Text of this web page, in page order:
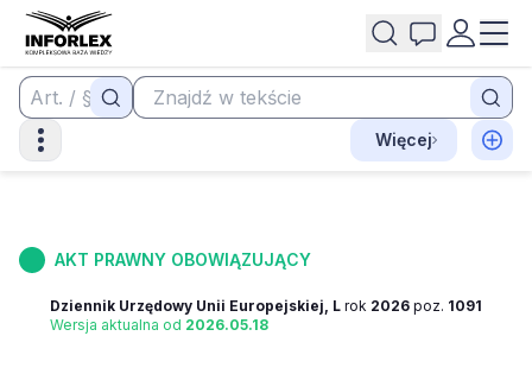
Więcej
AKT PRAWNY OBOWIĄZUJĄCY
Dziennik Urzędowy Unii Europejskiej, L rok 2026 poz. 1091
Wersja aktualna od 2026.05.18